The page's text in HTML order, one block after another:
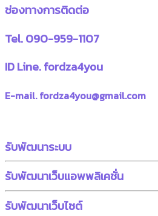
ช่องทางการติดต่อ
Tel. 090-959-1107
ID Line. fordza4you
E-mail. fordza4you@gmail.com
รับพัฒนาระบบ
รับพัฒนาเว็บแอพพลิเคชั่น
รับพัฒนาเว็บไซต์